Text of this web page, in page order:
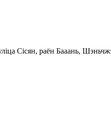
Сісян, раён Бааань,